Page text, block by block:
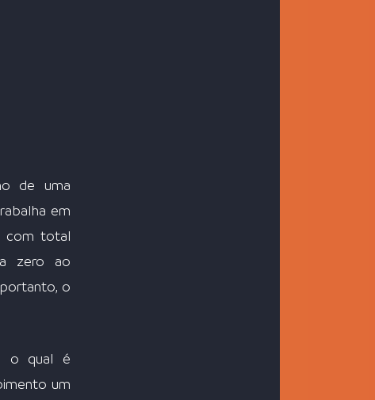
de uma
em
com total
zero ao
o
o qual é
um